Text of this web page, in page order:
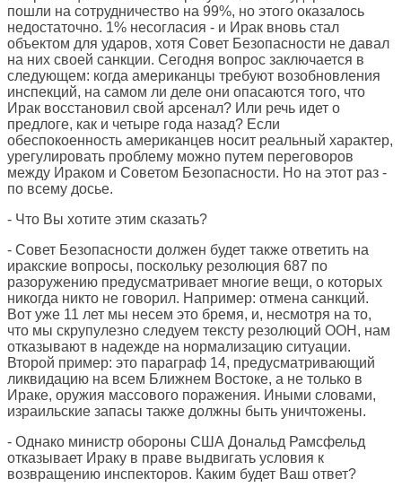
пошли на сотрудничество на 99%, но этого оказалось
недостаточно. 1% несогласия - и Ирак вновь стал
объектом для ударов, хотя Совет Безопасности не давал
на них своей санкции. Сегодня вопрос заключается в
следующем: когда американцы требуют возобновления
инспекций, на самом ли деле они опасаются того, что
Ирак восстановил свой арсенал? Или речь идет о
предлоге, как и четыре года назад? Если
обеспокоенность американцев носит реальный характер,
урегулировать проблему можно путем переговоров
между Ираком и Советом Безопасности. Но на этот раз -
по всему досье.
- Что Вы хотите этим сказать?
- Совет Безопасности должен будет также ответить на
иракские вопросы, поскольку резолюция 687 по
разоружению предусматривает многие вещи, о которых
никогда никто не говорил. Например: отмена санкций.
Вот уже 11 лет мы несем это бремя, и, несмотря на то,
что мы скрупулезно следуем тексту резолюций ООН, нам
отказывают в надежде на нормализацию ситуации.
Второй пример: это параграф 14, предусматривающий
ликвидацию на всем Ближнем Востоке, а не только в
Ираке, оружия массового поражения. Иными словами,
израильские запасы также должны быть уничтожены.
- Однако министр обороны США Дональд Рамсфельд
отказывает Ираку в праве выдвигать условия к
возвращению инспекторов. Каким будет Ваш ответ?